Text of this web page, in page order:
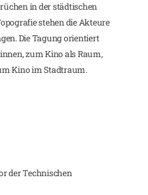
in der städtischen
stehen die Akteure
Die Tagung orientiert
zum Kino als Raum,
Kino im Stadtraum.
der Technischen